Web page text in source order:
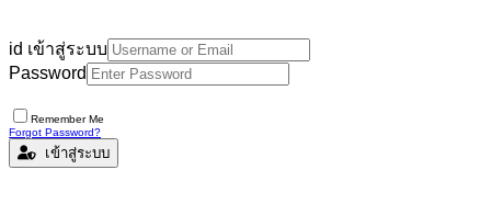
id เข้าสู่ระบบ
Password
Remember Me
Forgot Password?
เข้าสู่ระบบ